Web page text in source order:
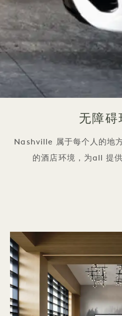
无障碍
Nashville 属于每个人的地
的酒店环境，为all 提